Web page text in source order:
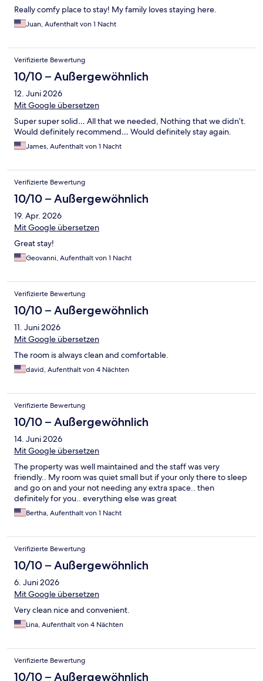
Really comfy place to stay! My family loves staying here.
Juan, Aufenthalt von 1 Nacht
Verifizierte Bewertung
10/10 – Außergewöhnlich
12. Juni 2026
Mit Google übersetzen
Super super solid… All that we needed, Nothing that we didn’t.
Would definitely recommend… Would definitely stay again.
James, Aufenthalt von 1 Nacht
Verifizierte Bewertung
10/10 – Außergewöhnlich
19. Apr. 2026
Mit Google übersetzen
Great stay!
Geovanni, Aufenthalt von 1 Nacht
Verifizierte Bewertung
10/10 – Außergewöhnlich
11. Juni 2026
Mit Google übersetzen
The room is always clean and comfortable.
david, Aufenthalt von 4 Nächten
Verifizierte Bewertung
10/10 – Außergewöhnlich
14. Juni 2026
Mit Google übersetzen
The property was well maintained and the staff was very
friendly.. My room was quiet small but if your only there to sleep
and go on and your not needing any extra space.. then
definitely for you.. everything else was great
Bertha, Aufenthalt von 1 Nacht
Verifizierte Bewertung
10/10 – Außergewöhnlich
6. Juni 2026
Mit Google übersetzen
Very clean nice and convenient.
Lina, Aufenthalt von 4 Nächten
Verifizierte Bewertung
10/10 – Außergewöhnlich